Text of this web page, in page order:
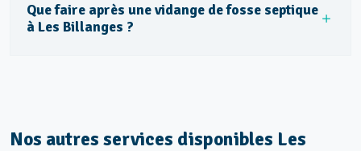
Que faire après une vidange de fosse septique
à Les Billanges ?
Nos autres services disponibles Les